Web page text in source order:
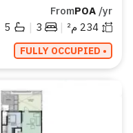
FromPOA /yr
234 م² |
3
|
5
• FULLY OCCUPIED